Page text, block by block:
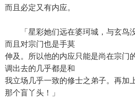
而且必定又有内应。
「星彩她们远在婆珂城，与玄鸟没
而且对宗门也是手莫
伸及。所以他的内应只能是尚在宗门
调出去的几乎都是和
我立场几乎一致的修士之弟子。再
那个盲丫头！」